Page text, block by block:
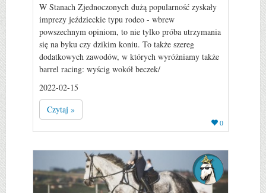
W Stanach Zjednoczonych dużą popularność zyskały
imprezy jeździeckie typu rodeo - wbrew
powszechnym opiniom, to nie tylko próba utrzymania
się na byku czy dzikim koniu. To także szereg
dodatkowych zawodów, w których wyróżniamy także
barrel racing: wyścig wokół beczek/
2022-02-15
Czytaj »
0